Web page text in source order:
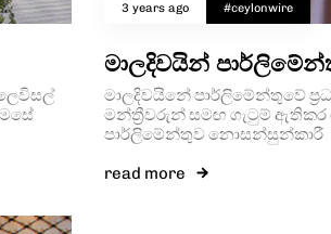
3 years ago #ceylonwire
මාලදිවයින්
මාලදිවයිනේ පාර්ලිමේන්තුවේ
මන්ත්‍රීවරුන් සමඟ ගැටුම් ඇතිකර
පාර්ලිමේන්තුව නොසන්සුන්කාරී
read more